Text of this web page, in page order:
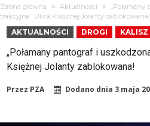
Strona główna Aktualności
„Połamany
trakcyjna” Ulica Księżnej Jolanty zablokowana!
AKTUALNOŚCI DROGI KALISZ
„Połamany pantograf i
Księżnej Jolanty zablokowana!
Przez PZA Dodano dnia 3 maja